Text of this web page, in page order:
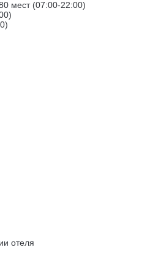
мест (07:00-22:00)
отеля